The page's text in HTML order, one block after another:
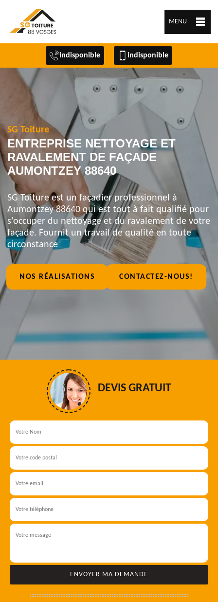
MENU
indisponible indisponible
SG Toiture
ENTREPRISE NETTOYAGE ET
RAVALEMENT DE FAÇADE
AUMONTZEY 88640
SG Toiture est un façadier professionnel à
Aumontzey 88640 qui est tout à fait qualifié pour
s'occuper du nettoyage et du ravalement de votre
façade. Fournit un travail de qualité en toute
circonstance
NOS RÉALISATIONS CONTACTEZ-NOUS!
DEVIS GRATUIT